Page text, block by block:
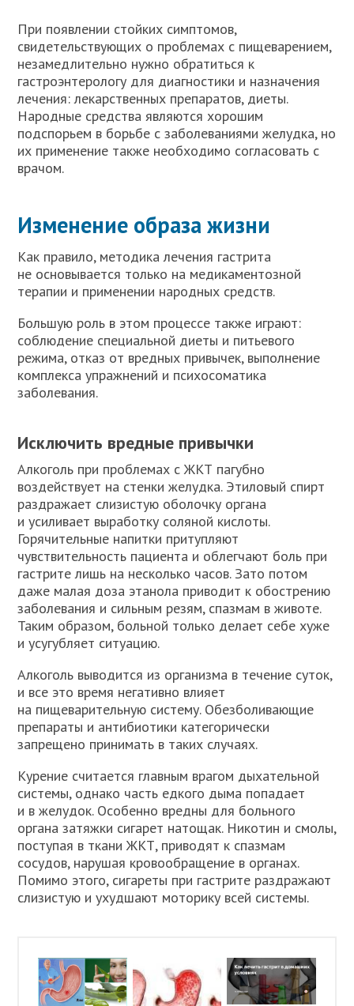
При появлении стойких симптомов,
свидетельствующих о проблемах с пищеварением,
незамедлительно нужно обратиться к
гастроэнтерологу для диагностики и назначения
лечения: лекарственных препаратов, диеты.
Народные средства являются хорошим
подспорьем в борьбе с заболеваниями желудка, но
их применение также необходимо согласовать с
врачом.
Изменение образа жизни
Как правило, методика лечения гастрита
не основывается только на медикаментозной
терапии и применении народных средств.
Большую роль в этом процессе также играют:
соблюдение специальной диеты и питьевого
режима, отказ от вредных привычек, выполнение
комплекса упражнений и психосоматика
заболевания.
Исключить вредные привычки
Алкоголь при проблемах с ЖКТ пагубно
воздействует на стенки желудка. Этиловый спирт
раздражает слизистую оболочку органа
и усиливает выработку соляной кислоты.
Горячительные напитки притупляют
чувствительность пациента и облегчают боль при
гастрите лишь на несколько часов. Зато потом
даже малая доза этанола приводит к обострению
заболевания и сильным резям, спазмам в животе.
Таким образом, больной только делает себе хуже
и усугубляет ситуацию.
Алкоголь выводится из организма в течение суток,
и все это время негативно влияет
на пищеварительную систему. Обезболивающие
препараты и антибиотики категорически
запрещено принимать в таких случаях.
Курение считается главным врагом дыхательной
системы, однако часть едкого дыма попадает
и в желудок. Особенно вредны для больного
органа затяжки сигарет натощак. Никотин и смолы,
поступая в ткани ЖКТ, приводят к спазмам
сосудов, нарушая кровообращение в органах.
Помимо этого, сигареты при гастрите раздражают
слизистую и ухудшают моторику всей системы.